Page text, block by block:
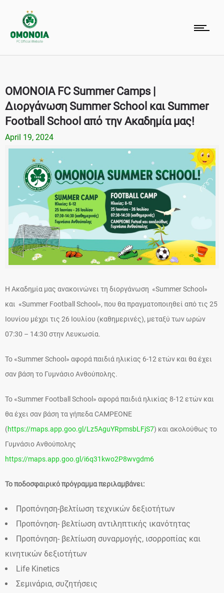
OMONOIA FC Summer Camps |
Διοργάνωση Summer School και Summer
Football School από την Ακαδημία μας!
April 19, 2024
Η Ακαδημία μας ανακοινώνει τη διοργάνωση «Summer School»
και «Summer Football School», που θα πραγματοποιηθεί από τις 25
Ιουνίου μέχρι τις 26 Ιουλίου (καθημερινές), μεταξύ των ωρών
07:30 – 14:30 στην Λευκωσία.
Το «Summer School» αφορά παιδιά ηλικίας 6-12 ετών και θα έχει
σαν βάση το Γυμνάσιο Ανθούπολης.
Το «Summer Football School» αφορά παιδιά ηλικίας 8-12 ετών και
θα έχει σαν βάση τα γήπεδα CAMPEONE
(https://maps.app.goo.gl/Lz5AguYRpmsbLFjS7) και ακολούθως το
Γυμνάσιο Ανθούπολης
https://maps.app.goo.gl/i6q31kwo2P8wvgdm6
Το ποδοσφαιρικό πρόγραμμα περιλαμβάνει:
Προπόνηση-βελτίωση τεχνικών δεξιοτήτων
Προπόνηση- βελτίωση αντιληπτικής ικανότητας
Προπόνηση- βελτίωση συναρμογής, ισορροπίας και
κινητικών δεξιοτήτων
Life Kinetics
Σεμινάρια, συζητήσεις